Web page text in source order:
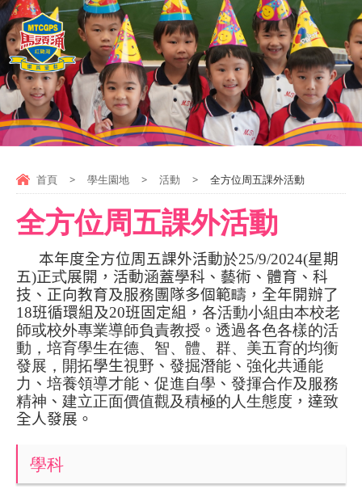
首頁 > 學生園地 > 活動 > 全方位周五課外活動
全方位周五課外活動
本年度全方位周五課外活動於25/9/2024(星期
五)正式展開，活動涵蓋學科、藝術、體育、科
技、正向教育及服務團隊多個範疇 ，全年開辦了
18班循環組及20班固定組， 各活動小組由本校老
師或校外專業導師負責教授 。 透過各色各樣的活
動，培育學生在德、智、體、群、美五育的均衡
發展，開拓學生視野 、 發掘潛能 、 強化共通能
力 、 培養領導才能 、 促進自學 、 發揮合作及服務
精神 、 建立正面價值觀及積極的人生態度 ，達致
全人發展。
學科